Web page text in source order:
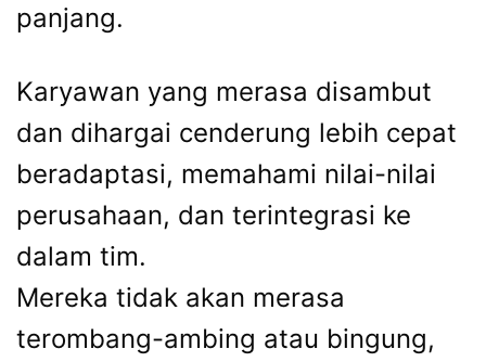
panjang.
Karyawan yang merasa disambut
dan dihargai cenderung lebih cepat
beradaptasi, memahami nilai-nilai
perusahaan, dan terintegrasi ke
dalam tim.
Mereka tidak akan merasa
terombang-ambing atau bingung,